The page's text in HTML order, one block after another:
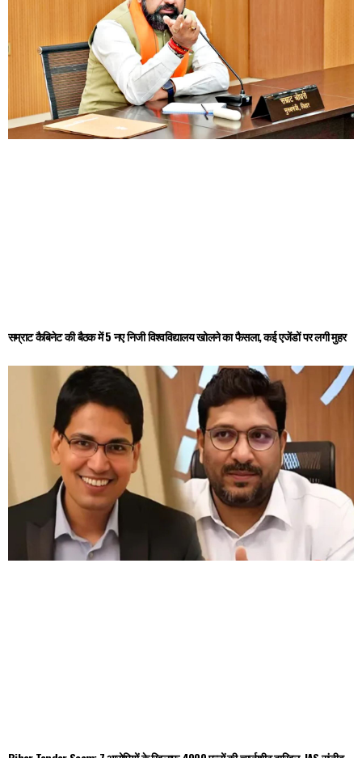
सम्राट कैबिनेट की बैठक में 5 नए निजी विश्वविद्यालय खोलने का फैसला, कई एजेंडों पर लगी मुहर